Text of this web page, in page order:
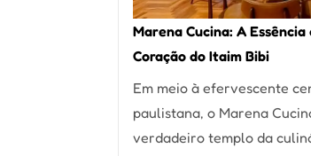
Marena Cucina: A
Coração do Itaim Bibi
Em meio à efervescente
paulistana, o Marena
verdadeiro templo da